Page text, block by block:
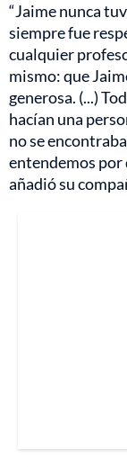
“Jaime nunca
siempre fue
cualquier
mismo: que
generosa. (...)
hacían una
no se
entendemos por
añadió su